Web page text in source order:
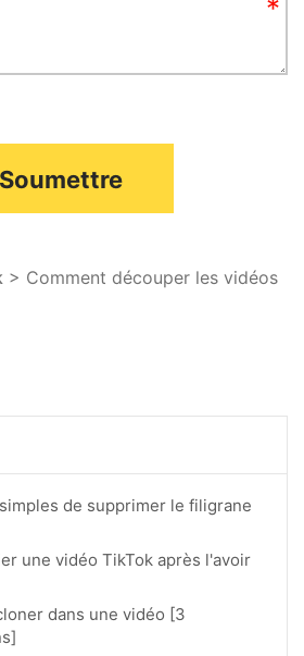
de supprimer le filigrane
une vidéo TikTok après l'avoir
dans une vidéo [3
Soumettre
> Comment découper les vidéos